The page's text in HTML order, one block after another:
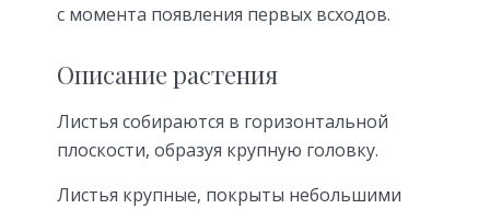
с момента появления первых всходов.
Описание растения
Листья собираются в горизонтальной
плоскости, образуя крупную головку.
Листья крупные, покрыты небольшими